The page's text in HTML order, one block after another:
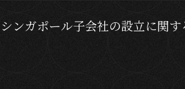
シンガポール子会社の設立に関す